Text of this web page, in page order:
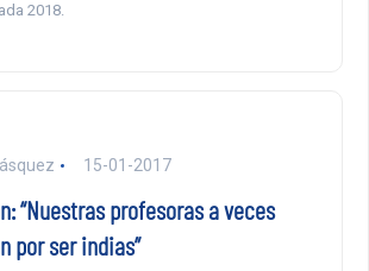
2018.
15-01-2017
“Nuestras profesoras a veces
por ser indias”